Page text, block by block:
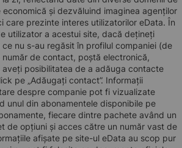
și dezvăluind imaginea agenților
care prezinte interes utilizatorilor eData. În
utilizator a acestui site, dacă dețineți
ce nu s-au regăsit în profilul companiei (de
număr de contact, poștă electronică,
aveți posibilitatea de a adăuga contacte
pe „Adăugați contact”. Informații
despre companie pot fi vizualizate
unul din abonamentele disponibile pe
fiecare dintre pachete având un
de opțiuni și acces către un număr vast de
afișate pe site-ul eData au scop pur